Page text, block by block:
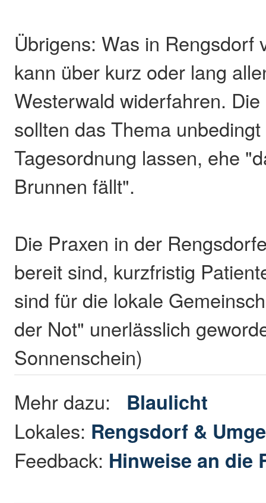
Übrigens: Was in Rengsdorf
kann über kurz oder lang
Westerwald widerfahren.
sollten das Thema
Tagesordnung lassen, ehe
Brunnen fällt".
Die Praxen in der
bereit sind, kurzfristig
sind für die lokale
der Not" unerlässlich
Sonnenschein)
Mehr dazu: Blaulicht
Lokales: Rengsdorf &
Feedback: Hinweise an die